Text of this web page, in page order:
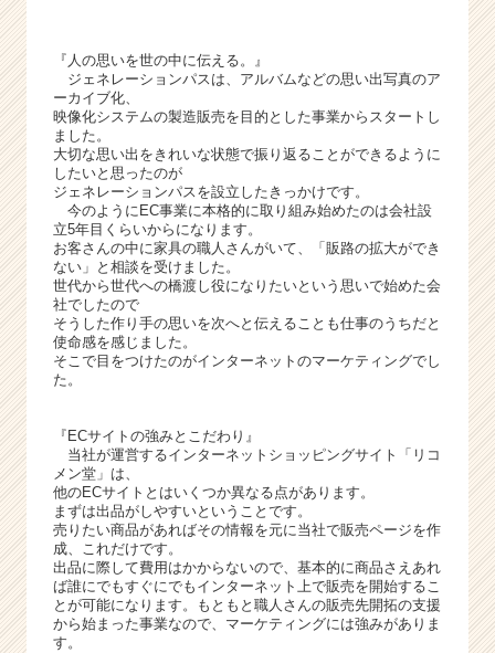
企
業
ら
カ
ウ
ト
が
届
く
活
サ
ア
ャ
リ
ア
（C
h
e
e
『人の思いを世の中に伝える。』
ジェネレーションパスは、アルバムなどの思い出写真のア
ーカイブ化、
映像化システムの製造販売を目的とした事業からスタートし
ました。
大切な思い出をきれいな状態で振り返ることができるように
したいと思ったのが
ジェネレーションパスを設立したきっかけです。
今のようにEC事業に本格的に取り組み始めたのは会社設
立5年目くらいからになります。
お客さんの中に家具の職人さんがいて、「販路の拡大ができ
ない」と相談を受けました。
世代から世代への橋渡し役になりたいという思いで始めた会
社でしたので
そうした作り手の思いを次へと伝えることも仕事のうちだと
使命感を感じました。
そこで目をつけたのがインターネットのマーケティングでし
た。
『ECサイトの強みとこだわり』
当社が運営するインターネットショッピングサイト「リコ
メン堂」は、
他のECサイトとはいくつか異なる点があります。
まずは出品がしやすいということです。
売りたい商品があればその情報を元に当社で販売ページを作
成、これだけです。
出品に際して費用はかからないので、基本的に商品さえあれ
ば誰にでもすぐにでもインターネット上で販売を開始するこ
とが可能になります。もともと職人さんの販売先開拓の支援
から始まった事業なので、マーケティングには強みがありま
す。